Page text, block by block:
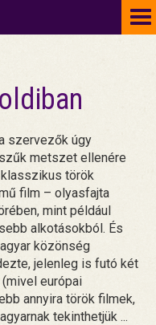
szervezők úgy
metszet ellenére
török
film – olyasfajta
mint például
alkotásokból. És
közönség
jelenleg is futó két
európai
annyira török filmek,
tekinthetjük ...